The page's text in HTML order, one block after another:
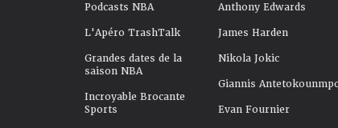
Podcasts NBA
L'Apéro TrashTalk
Grandes dates de la
saison NBA
Incroyable Brocante
Sports
Anthony Edwards
James Harden
Nikola Jokic
Giannis
Evan Fournier